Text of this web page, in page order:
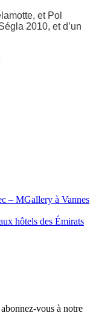
et Pol
2010, et d’un
– MGallery à Vannes
hôtels des Émirats
vous à notre